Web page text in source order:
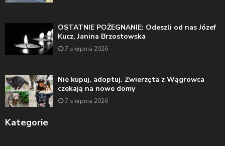
OSTATNIE POŻEGNANIE: Odeszli od nas Józef
Kucz, Janina Brzostowska
7 sierpnia 2026
Nie kupuj, adoptuj. Zwierzęta z Wągrowca
czekają na nowe domy
7 sierpnia 2026
Kategorie